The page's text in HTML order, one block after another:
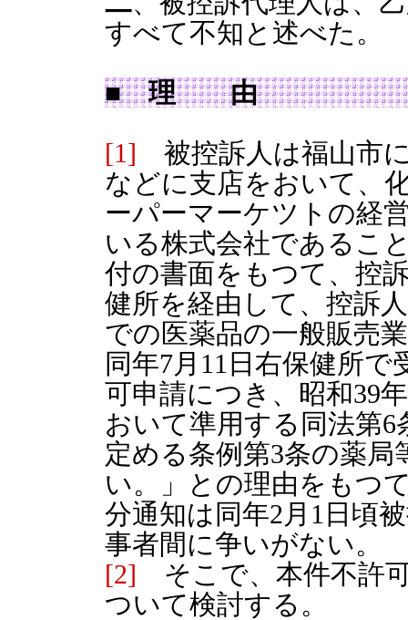
すべて不知と述べた。
■ 理 由
[1] 被控訴人は福山市
などに支店をおいて、
ーパーマーケツトの経
いる株式会社であるこ
付の書面をもつて、控
健所を経由して、控訴
での医薬品の一般販売
同年7月11日右保健所
可申請につき、昭和39
おいて準用する同法第
定める条例第3条の薬
い。」との理由をもつ
分通知は同年2月1日頃
事者間に争いがない。
[2] そこで、本件不許
ついて検討する。